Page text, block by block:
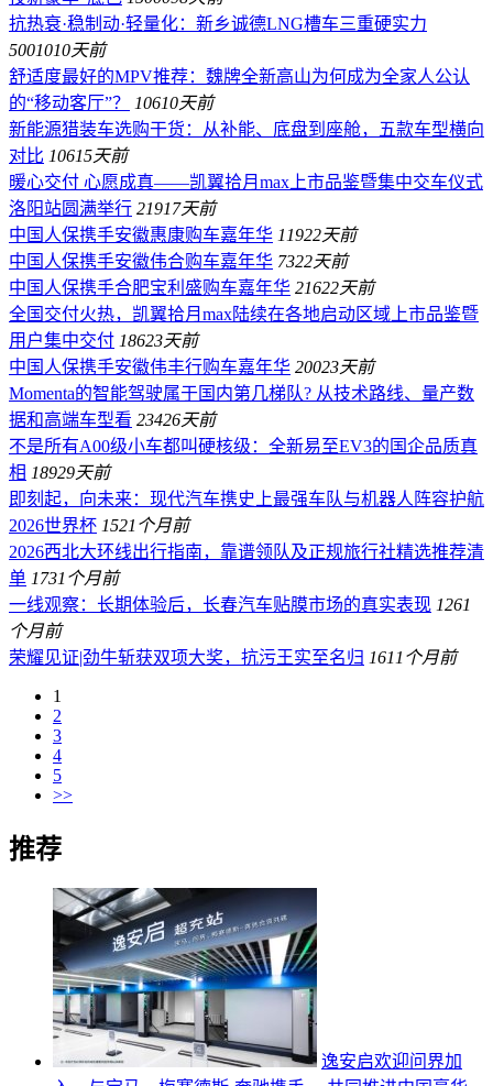
抗热衰·稳制动·轻量化：新乡诚德LNG槽车三重硬实力
5001010天前
舒适度最好的MPV推荐：魏牌全新高山为何成为全家人公认
的“移动客厅”？
10610天前
新能源猎装车选购干货：从补能、底盘到座舱，五款车型横向
对比 10615天前
暖心交付 心愿成真——凯翼拾月max上市品鉴暨集中交车仪式
洛阳站圆满举行 21917天前
中国人保携手安徽惠康购车嘉年华 11922天前
中国人保携手安徽伟合购车嘉年华 7322天前
中国人保携手合肥宝利盛购车嘉年华 21622天前
全国交付火热，凯翼拾月max陆续在各地启动区域上市品鉴暨
用户集中交付 18623天前
中国人保携手安徽伟丰行购车嘉年华 20023天前
Momenta的智能驾驶属于国内第几梯队? 从技术路线、量产数
据和高端车型看 23426天前
不是所有A00级小车都叫硬核级：全新易至EV3的国企品质真
相 18929天前
即刻起，向未来：现代汽车携史上最强车队与机器人阵容护航
2026世界杯 1521个月前
2026西北大环线出行指南，靠谱领队及正规旅行社精选推荐清
单 1731个月前
一线观察：长期体验后，长春汽车贴膜市场的真实表现 1261
个月前
荣耀见证|劲牛斩获双项大奖，抗污王实至名归 161 1个月前
1
2
3
4
5
>>
推荐
逸安启欢迎问界加